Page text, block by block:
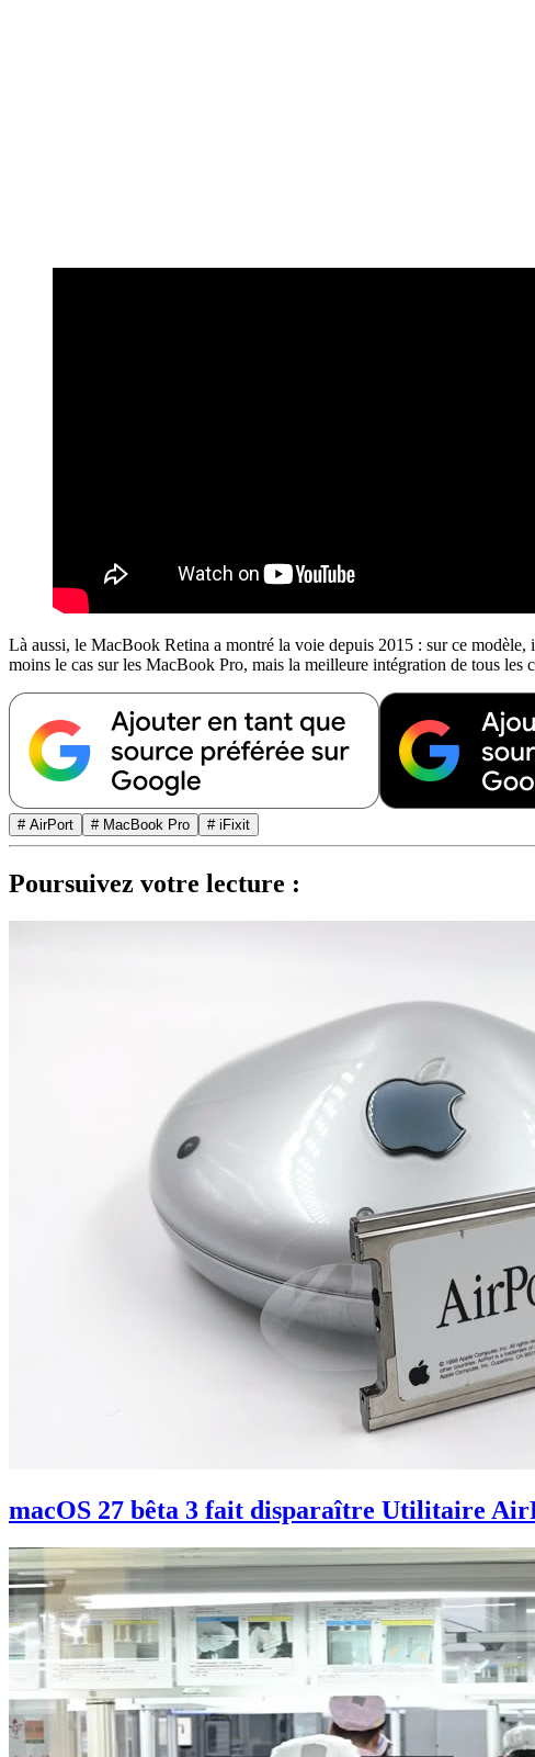
Là aussi, le MacBook Retina a montré la voie depuis 2015 : sur ce
moins le cas sur les MacBook Pro, mais la meilleure intégration de tous les
# AirPort # MacBook Pro # iFixit
Poursuivez votre lecture :
macOS 27 bêta 3 fait disparaître Utilitaire